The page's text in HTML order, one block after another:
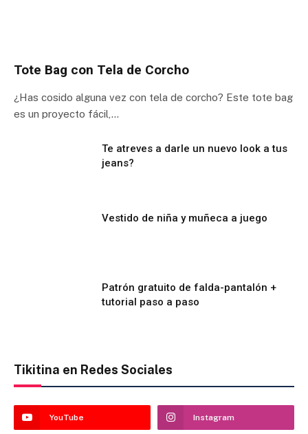
Tote Bag con Tela de Corcho
¿Has cosido alguna vez con tela de corcho? Este tote bag
es un proyecto fácil,…
Te atreves a darle un nuevo look a tus
jeans?
Vestido de niña y muñeca a juego
Patrón gratuito de falda-pantalón +
tutorial paso a paso
Tikitina en Redes Sociales
YouTube Instagram